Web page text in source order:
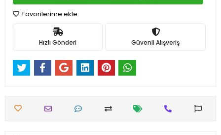
Favorilerime ekle
Hızlı Gönderi Güvenli Alışveriş